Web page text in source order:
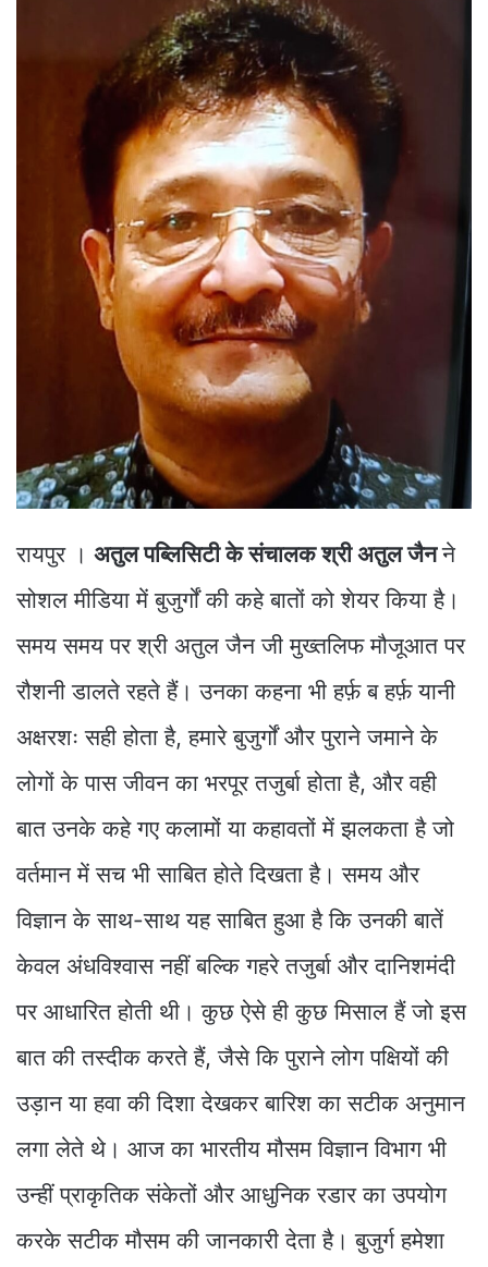
रायपुर । अतुल पब्लिसिटी के संचालक श्री अतुल जैनने
सोशल मीडिया में बुजुर्गों की कहे बातों को शेयर किया है।
समय समय पर श्री अतुल जैन जी मुख्तलिफ मौजूआत पर
रौशनी डालते रहते हैं। उनका कहना भी हर्फ़ ब हर्फ़ यानी
अक्षरशः सही होता है, हमारे बुजुर्गों और पुराने जमाने के
लोगों के पास जीवन का भरपूर तजुर्बा होता है, और वही
बात उनके कहे गए कलामों या कहावतों में झलकता है जो
वर्तमान में सच भी साबित होते दिखता है। समय और
विज्ञान के साथ-साथ यह साबित हुआ है कि उनकी बातें
केवल अंधविश्वास नहीं बल्कि गहरे तजुर्बा और दानिशमंदी
पर आधारित होती थी। कुछ ऐसे ही कुछ मिसाल हैं जो इस
बात की तस्दीक करते हैं, जैसे कि पुराने लोग पक्षियों की
उड़ान या हवा की दिशा देखकर बारिश का सटीक अनुमान
लगा लेते थे। आज का भारतीय मौसम विज्ञान विभाग भी
उन्हीं प्राकृतिक संकेतों और आधुनिक रडार का उपयोग
करके सटीक मौसम की जानकारी देता है। बुजुर्ग हमेशा